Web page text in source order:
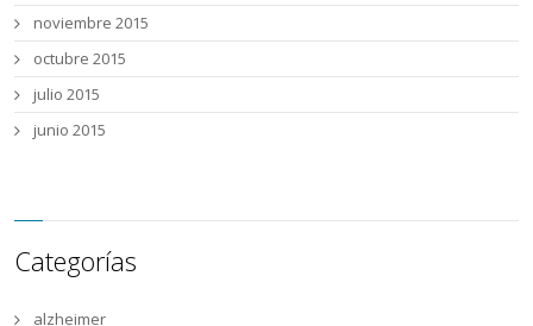
noviembre 2015
octubre 2015
julio 2015
junio 2015
Categorías
alzheimer